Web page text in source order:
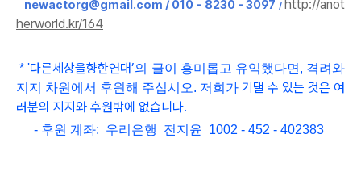
newactorg@gmail.com / 010 - 8230 - 3097 / http://anot
herworld.kr/164
*'다른세상을향한연대’의 글이 흥미롭고 유익했다면, 격려와
지지 차원에서 후원해 주십시오. 저희가 기댈 수 있는 것은 여
러분의 지지와 후원밖에 없습니다.
- 후원 계좌: 우리은행 전지윤 1002 - 452 - 402383